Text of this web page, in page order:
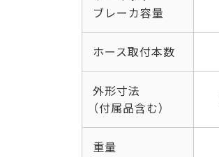
ブレーカ容量
ホース取付本数
外形寸法
（付属品含む）
重量